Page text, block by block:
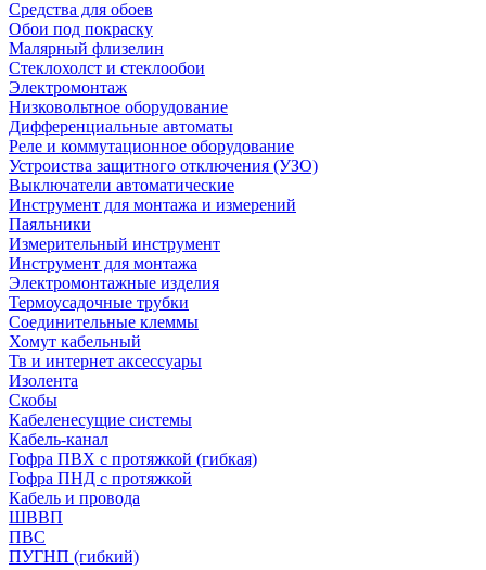
Средства для обоев
Обои под покраску
Малярный флизелин
Стеклохолст и стеклообои
Электромонтаж
Низковольтное оборудование
Дифференциальные автоматы
Реле и коммутационное оборудование
Устроиства защитного отключения (УЗО)
Выключатели автоматические
Инструмент для монтажа и измерений
Паяльники
Измерительный инструмент
Инструмент для монтажа
Электромонтажные изделия
Термоусадочные трубки
Соединительные клеммы
Хомут кабельный
Тв и интернет аксессуары
Изолента
Скобы
Кабеленесущие системы
Кабель-канал
Гофра ПВХ с протяжкой (гибкая)
Гофра ПНД с протяжкой
Кабель и провода
ШВВП
ПВС
ПУГНП (гибкий)